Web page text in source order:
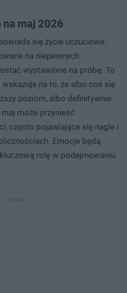
na maj 2026
się życie uczuciowe.
na niepewnych
wystawione na próbę. To
na to, że albo coś się
poziom, albo definitywnie
może przynieść
często pojawiające się nagle i
Emocje będą
rolę w podejmowaniu